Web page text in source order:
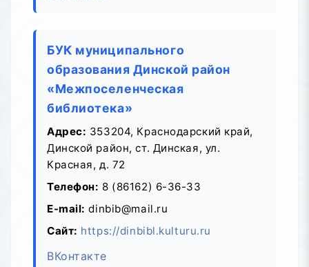
БУК муниципального
образования Динской район
«Межпоселенческая
библиотека»
Адрес: 353204, Краснодарский край,
Динской район, ст. Динская, ул.
Красная, д. 72
Телефон: 8 (86162) 6-36-33
E-mail: dinbib@mail.ru
Сайт: https://dinbibl.kulturu.ru
ВКонтакте